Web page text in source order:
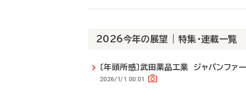
て
2026今年の展望 | 特集・連載一覧
〔年頭所感〕武田薬品工業 ジャパンフ
2026/1/1 00:01